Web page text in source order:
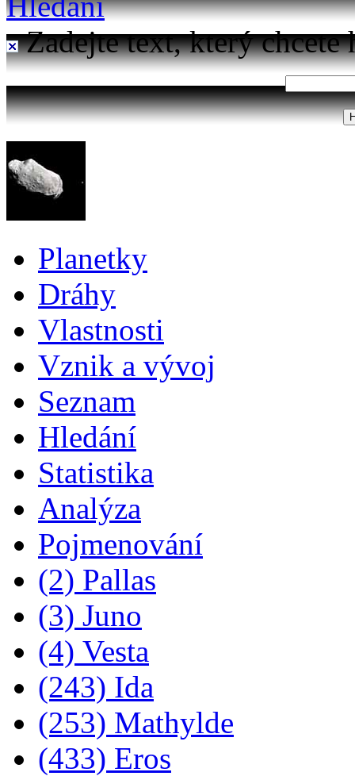
Zadejte text, který chcete
Planetky
Dráhy
Vlastnosti
Vznik a vývoj
Seznam
Hledání
Statistika
Analýza
Pojmenování
(2) Pallas
(3) Juno
(4) Vesta
(243) Ida
(253) Mathylde
(433) Eros